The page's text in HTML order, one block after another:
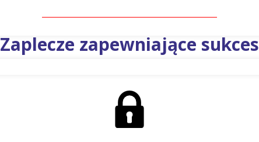
Zaplecze zapewniające sukces